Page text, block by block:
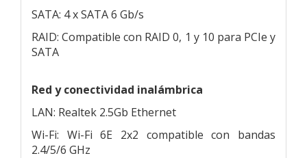
SATA: 4 x SATA 6 Gb/s
RAID: Compatible con RAID 0, 1 y 10 para PCIe y
SATA
Red y conectividad inalámbrica
LAN: Realtek 2.5Gb Ethernet
Wi-Fi: Wi-Fi 6E 2x2 compatible con bandas
2.4/5/6 GHz